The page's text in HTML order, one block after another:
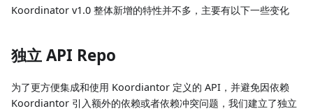
Koordinator v1.0 整体新增的特性并不多，主要有以下一些变化
独立 API Repo
为了更方便集成和使用 Koordiantor 定义的 API，并避免因依赖
Koordiantor 引入额外的依赖或者依赖冲突问题，我们建立了独立